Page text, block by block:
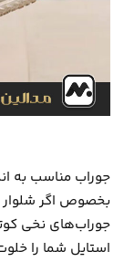
جوراب مناسب به
بخصوص اگر شلوار
جوراب‌های نخی
استایل شما را